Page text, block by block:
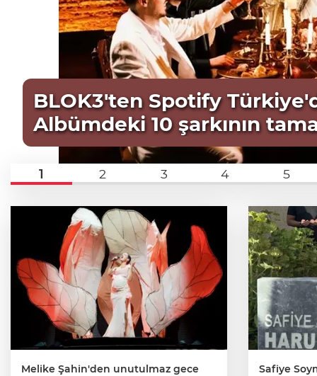
BLOK3'ten Spotify
Albümdeki 10 şarkının
1 2 3 4 5
Melike Şahin'den unutulmaz gece
Safiye